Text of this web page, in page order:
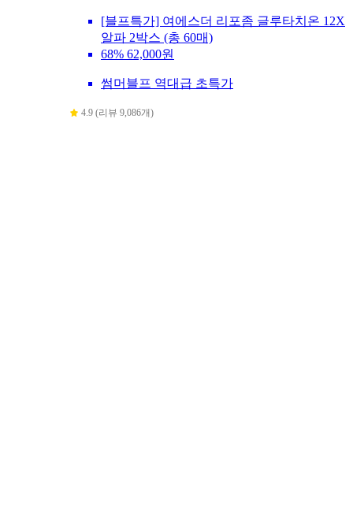
[블프특가] 여에스더 리포좀 글루타치온 12X
알파 2박스 (총 60매)
68% 62,000원
썸머블프 역대급 초특가
4.9 (리뷰 9,086개)